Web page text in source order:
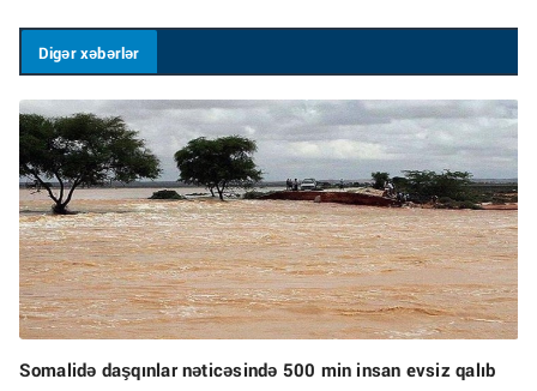
Digər xəbərlər
Somalidə daşqınlar nəticəsində 500 min insan evsiz qalıb